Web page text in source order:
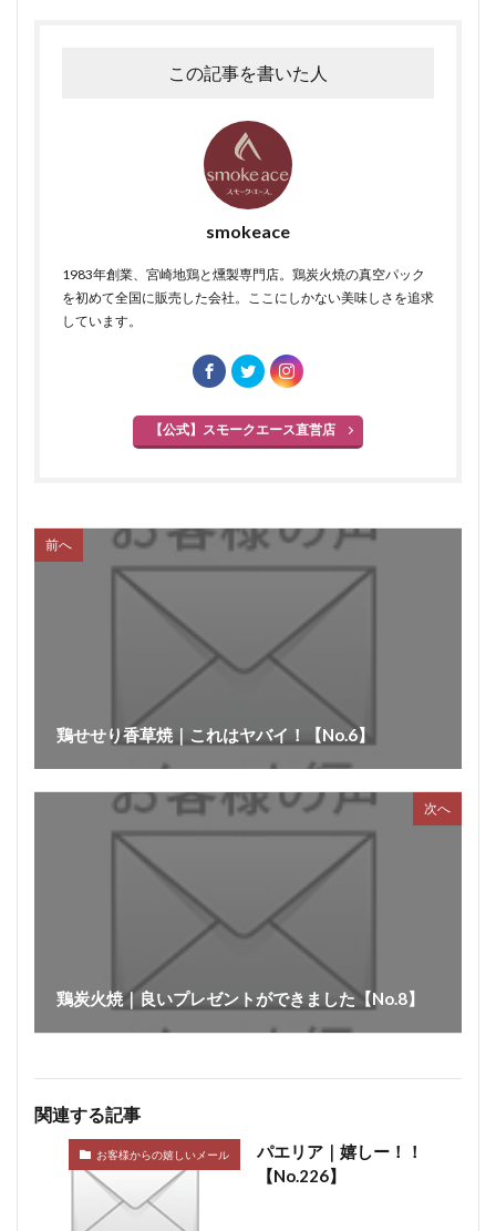
この記事を書いた人
smokeace
1983年創業、宮崎地鶏と燻製専門店。鶏炭火焼の真空パック
を初めて全国に販売した会社。ここにしかない美味しさを追求
しています。
【公式】スモークエース直営店
前へ
鶏せせり香草焼｜これはヤバイ！【No.6】
次へ
鶏炭火焼｜良いプレゼントができました【No.8】
関連する記事
お客様からの嬉しいメール
パエリア｜嬉しー！！
【No.226】